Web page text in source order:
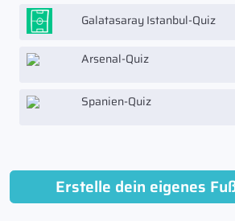
Galatasaray Istanbul-Quiz
Arsenal-Quiz
Spanien-Quiz
Erstelle dein eigenes